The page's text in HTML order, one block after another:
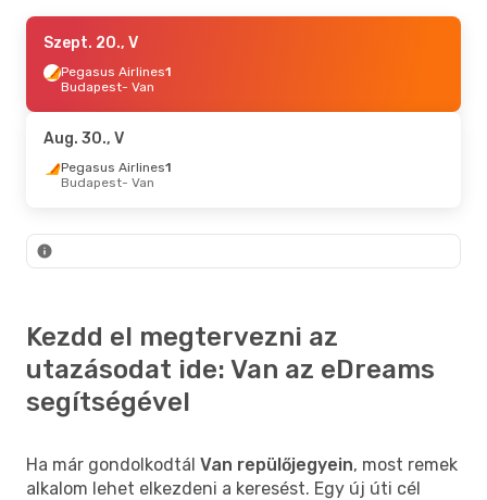
Szept. 18., P- Szept. 21., H
Pegasus Airlines
Isztambul- Van
Van- Isztambul
Aug. 27., Cs- Aug. 31., H
Pegasus Airlines
Isztambul- Van
Van - Isztambul
Szept. 20., V
Pegasus Airlines1
Budapest- Van
Aug. 30., V
Pegasus Airlines1
Budapest- Van
Kezdd el megtervezni az
utazásodat ide: Van az eDreams
segítségével
Ha már gondolkodtál Van repülőjegyein, most remek
alkalom lehet elkezdeni a keresést. Egy új úti cél